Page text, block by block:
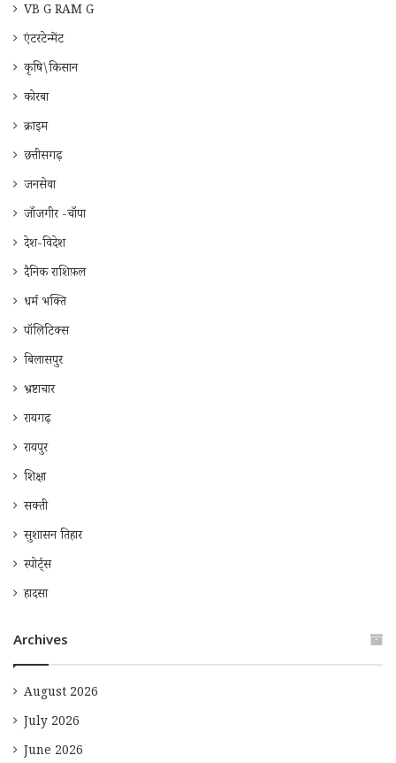
VB G RAM G
एंटरटेन्मेंट
कृषि\किसान
कोरबा
क्राइम
छत्तीसगढ़
जनसेवा
जाँजगीर -चाँपा
देश-विदेश
दैनिक राशिफ़ल
धर्म भक्ति
पॉलिटिक्स
बिलासपुर
भ्रष्टाचार
रायगढ़
रायपुर
शिक्षा
सक्ती
सुशासन तिहार
स्पोर्ट्स
हादसा
Archives
August 2026
July 2026
June 2026